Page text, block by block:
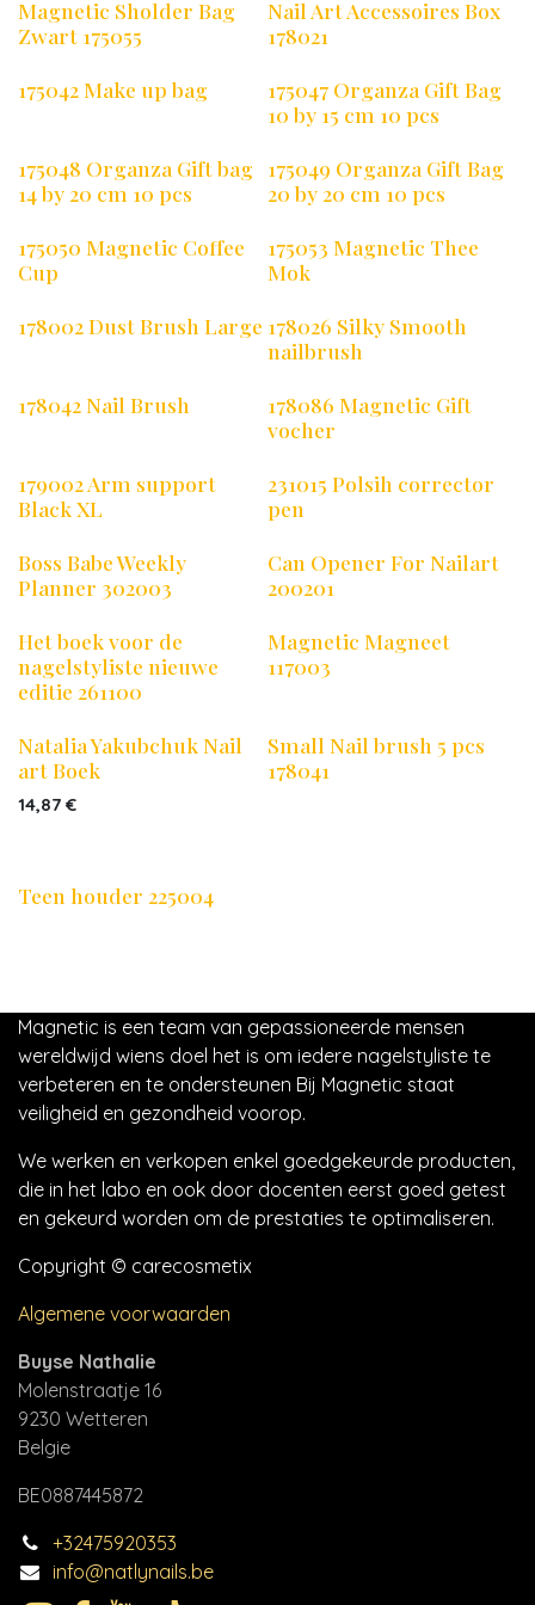
Magnetic Sholder Bag
Zwart 175055
Nail Art Accessoires Box
178021
175042 Make up bag
175047 Organza Gift Bag
10 by 15 cm 10 pcs
175048 Organza Gift bag
14 by 20 cm 10 pcs
175049 Organza Gift Bag
20 by 20 cm 10 pcs
175050 Magnetic Coffee
Cup
175053 Magnetic Thee
Mok
178002 Dust Brush Large 178026 Silky Smooth
nailbrush
178042 Nail Brush
178086 Magnetic Gift
vocher
179002 Arm support
Black XL
231015 Polsih corrector
pen
Boss Babe Weekly
Planner 302003
Can Opener For Nailart
200201
Het boek voor de
nagelstyliste nieuwe
editie 261100
Magnetic Magneet
117003
Natalia Yakubchuk Nail
art Boek
14,87 €
Small Nail brush 5 pcs
178041
Teen houder 225004
Magnetic is een team van gepassioneerde mensen
wereldwijd wiens doel het is om iedere nagelstyliste te
verbeteren en te ondersteunen Bij Magnetic staat
veiligheid en gezondheid voorop.
We werken en verkopen enkel goedgekeurde producten,
die in het labo en ook door docenten eerst goed getest
en gekeurd worden om de prestaties te optimaliseren.
Copyright © carecosmetix
Algemene voorwaarden
Buyse Nathalie
Molenstraatje 16
9230 Wetteren
Belgie
BE0887445872
+32475920353
info@natlynails.be